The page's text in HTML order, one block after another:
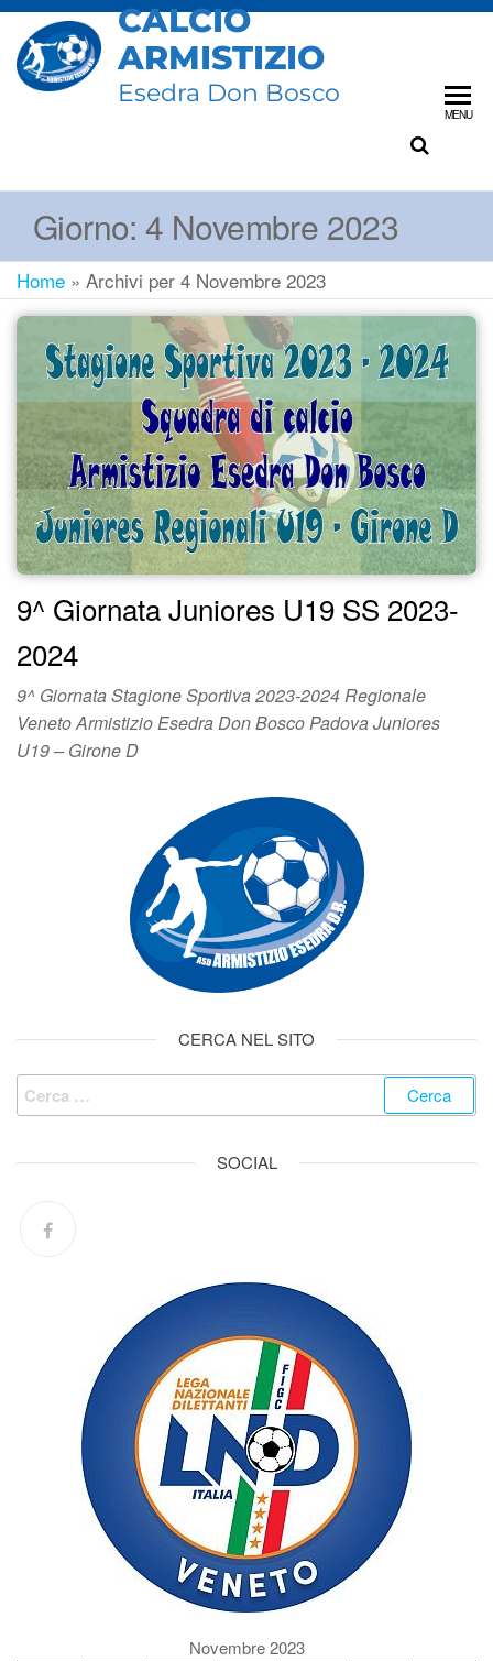
CALCIO
ARMISTIZIO
Esedra Don Bosco
MENU
Giorno: 4 Novembre 2023
Home » Archivi per 4 Novembre 2023
9^ Giornata Juniores U19 SS 2023-
2024
9^ Giornata Stagione Sportiva 2023-2024 Regionale
Veneto Armistizio Esedra Don Bosco Padova Juniores
U19 – Girone D
CERCA NEL SITO
SOCIAL
Novembre 2023